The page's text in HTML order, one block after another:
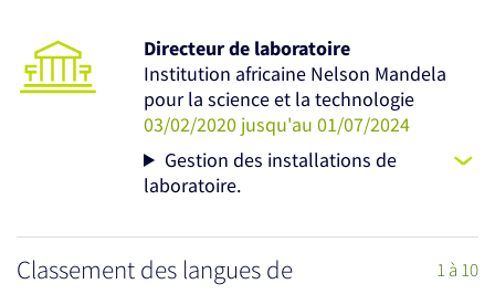
Directeur de laboratoire
Institution africaine Nelson Mandela
pour la science et la technologie
03/02/2020 jusqu'au 01/07/2024
Gestion des installations de
laboratoire.
Classement des langues de 1 à 10